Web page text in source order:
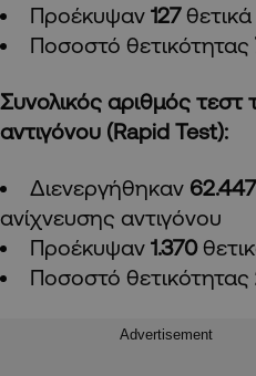
Προέκυψαν 127
Ποσοστό θετικότητας
Συνολικός αριθμός τεστ
αντιγόνου (Rapid Test):
Διενεργήθηκαν 62.447
ανίχνευσης αντιγόνου
Προέκυψαν 1.370
Ποσοστό θετικότητας
Advertisement